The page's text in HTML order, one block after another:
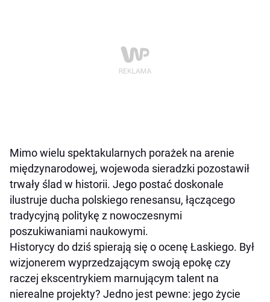
Mimo wielu spektakularnych porażek na arenie
międzynarodowej, wojewoda sieradzki pozostawił
trwały ślad w historii. Jego postać doskonale
ilustruje ducha polskiego renesansu, łączącego
tradycyjną politykę z nowoczesnymi
poszukiwaniami naukowymi.
Historycy do dziś spierają się o ocenę Łaskiego. Był
wizjonerem wyprzedzającym swoją epokę czy
raczej ekscentrykiem marnującym talent na
nierealne projekty? Jedno jest pewne: jego życie